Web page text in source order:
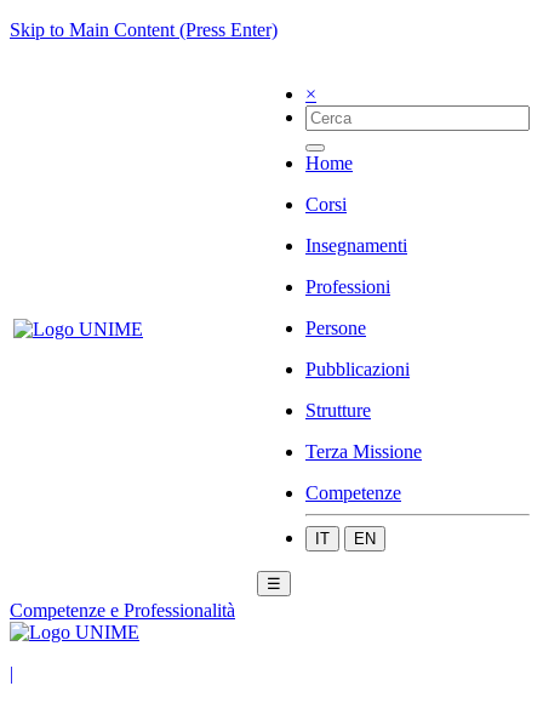
Skip to Main Content (Press Enter)
×
Home
Corsi
Insegnamenti
Professioni
Persone
Pubblicazioni
Strutture
Terza Missione
Competenze
IT EN
☰
Competenze e Professionalità
|